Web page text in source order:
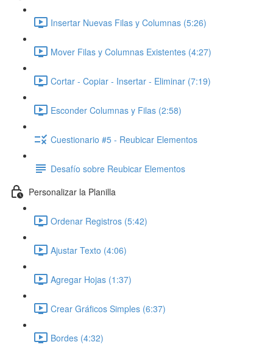
Insertar Nuevas Filas y Columnas (5:26)
Mover Filas y Columnas Existentes (4:27)
Cortar - Copiar - Insertar - Eliminar (7:19)
Esconder Columnas y Filas (2:58)
Cuestionario #5 - Reubicar Elementos
Desafío sobre Reubicar Elementos
Personalizar la Planilla
Ordenar Registros (5:42)
Ajustar Texto (4:06)
Agregar Hojas (1:37)
Crear Gráficos Simples (6:37)
Bordes (4:32)